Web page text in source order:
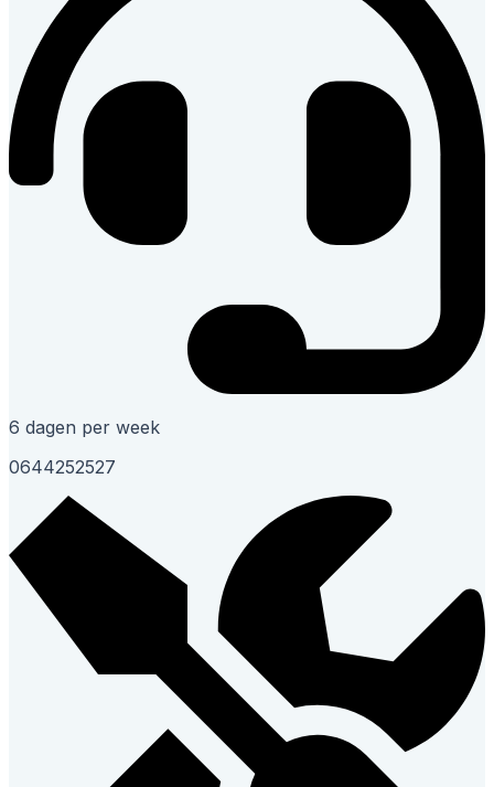
6 dagen per week
0644252527